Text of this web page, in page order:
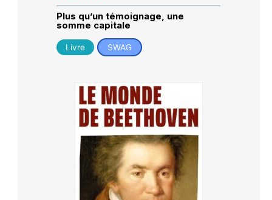
Plus qu’un témoignage, une
somme capitale
Livre SWAG